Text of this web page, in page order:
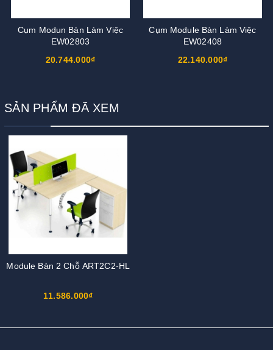
Cụm Modun Bàn Làm Việc
EW02803
20.744.000₫
Cụm Module Bàn Làm Việc
EW02408
22.140.000₫
SẢN PHẨM ĐÃ XEM
Module Bàn 2 Chỗ ART2C2-HL
11.586.000₫